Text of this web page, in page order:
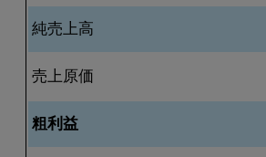
純売上高
売上原価
粗利益